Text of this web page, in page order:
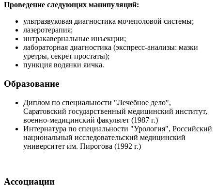
Проведение следующих манипуляций:
ультразвуковая диагностика мочеполовой системы;
лазеротерапия;
интракавернальные инъекции;
лабораторная диагностика (экспресс-анализы: мазки
уретры, секрет простаты);
пункция водянки яичка.
Образование
Диплом по специальности "Лечебное дело",
Саратовский государственный медицинский институт,
военно-медицинский факультет (1987 г.)
Интернатура по специальности "Урология", Российский
национальный исследовательский медицинский
университет им. Пирогова (1992 г.)
Ассоциации